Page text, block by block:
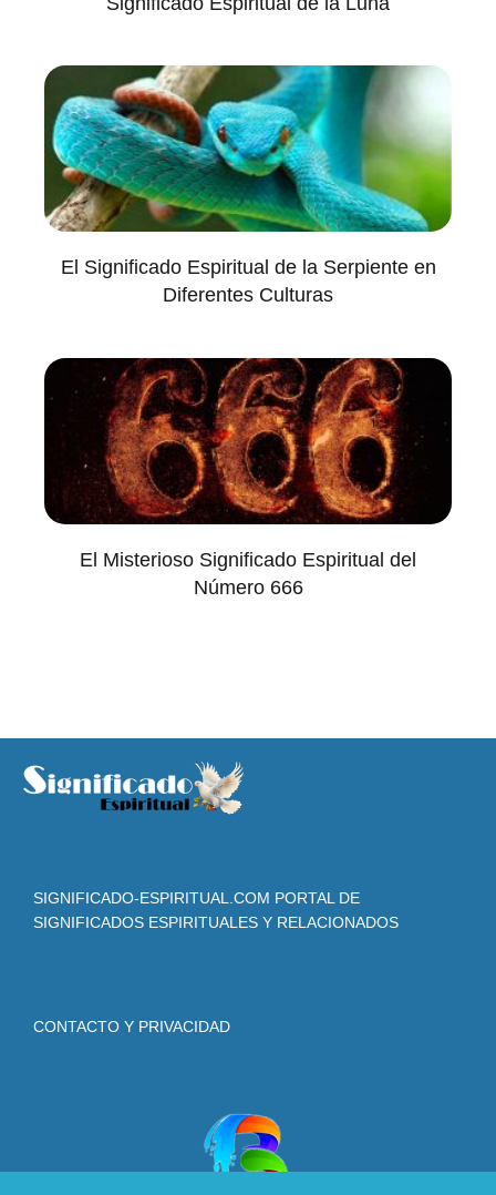
El Significado Espiritual de la Serpiente en
Diferentes Culturas
El Misterioso Significado Espiritual del
Número 666
SIGNIFICADO-ESPIRITUAL.COM PORTAL DE
SIGNIFICADOS ESPIRITUALES Y RELACIONADOS
CONTACTO Y PRIVACIDAD